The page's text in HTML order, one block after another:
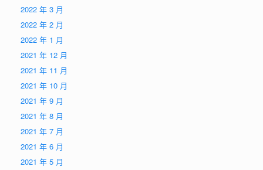
2022 年 3 月
2022 年 2 月
2022 年 1 月
2021 年 12 月
2021 年 11 月
2021 年 10 月
2021 年 9 月
2021 年 8 月
2021 年 7 月
2021 年 6 月
2021 年 5 月